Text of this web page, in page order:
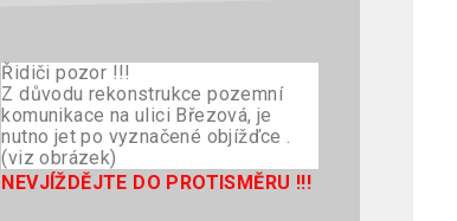
Řidiči pozor !!!
Z důvodu rekonstrukce pozemní
komunikace na ulici Březová, je
nutno jet po vyznačené objížďce .
(viz obrázek)
NEVJÍŽDĚJTE DO PROTISMĚRU !!!